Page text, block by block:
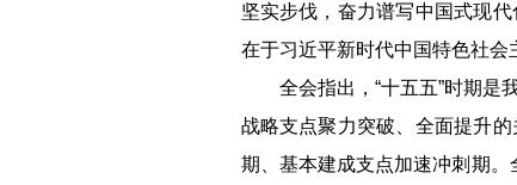
坚实步伐，奋力谱写中国式现
在于习近平新时代中国特色社会
全会指出，“十五五”时期
战略支点聚力突破、全面提升
期、基本建成支点加速冲刺期。